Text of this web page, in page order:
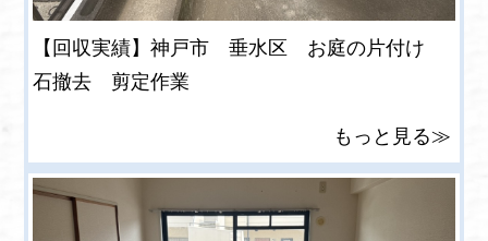
【回収実績】神戸市 垂水区 お庭の片付け
石撤去 剪定作業
もっと見る≫